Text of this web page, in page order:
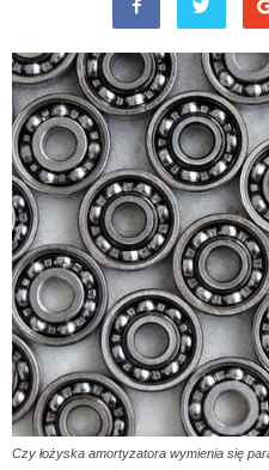
Czy łożyska amortyzatora wymienia się